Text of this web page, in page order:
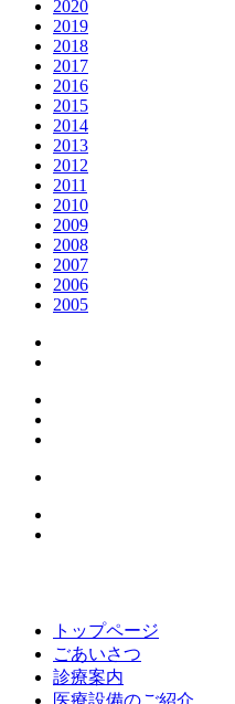
2020
2019
2018
2017
2016
2015
2014
2013
2012
2011
2010
2009
2008
2007
2006
2005
トップページ
ごあいさつ
診療案内